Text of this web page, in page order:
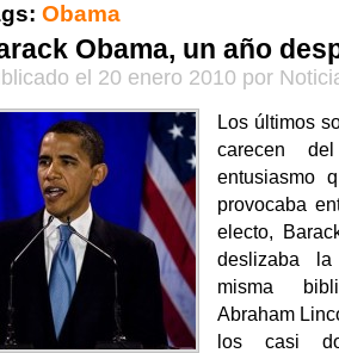
Obama
Obama, un año
el 20 enero 2010 por
Los últimos
carecen
entusiasmo
provocaba
electo,
deslizaba
misma
Abraham
los casi